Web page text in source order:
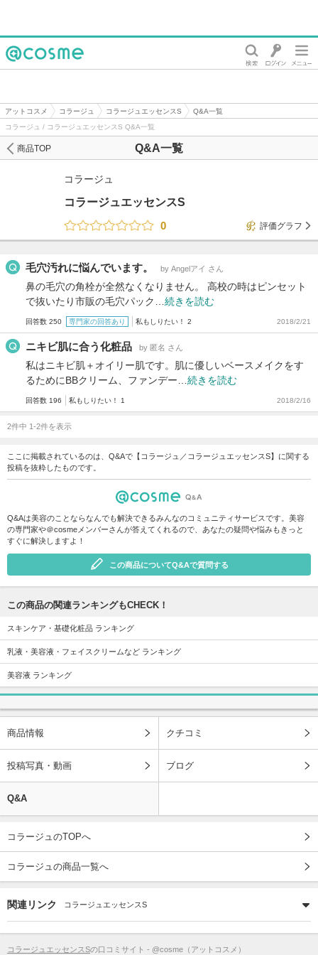
アットコスメ コラージュ コラージュエッセンスS
Q&A一覧
コラージュ / コラージュエッセンスS Q&A一覧
Q&A一覧
商品TOP
コラージュ
コラージュエッセンスS
0
評価グラフ
毛穴汚れに悩んでいます。 by Angelアイ さん
鼻の毛穴の角栓が全然なくなりません。 高校の時はピンセット
で抜いたり市販の毛穴パック… 続きを読む
回答数 250 専門家の回答あり 私もしりたい！ 2 2018/2/21
ニキビ肌に合う化粧品 by 匿名 さん
私はニキビ肌＋オイリー肌です。肌に優しいベースメイクをす
るためにBBクリーム、ファンデー… 続きを読む
回答数 196 私もしりたい！ 1 2018/2/16
2件中 1-2件を表示
ここに掲載されているのは、Q&Aで【コラージュ／コラージュエッセンスS】に関する
投稿を抜粋したものです。
Q&Aは美容のことならなんでも解決できるみんなのコミュニティサービスです。美容
の専門家や＠cosmeメンバーさんが答えてくれるので、あなたの疑問や悩みもきっと
すぐに解決しますよ！
この商品についてQ&Aで質問する
この商品の関連ランキングもCHECK！
スキンケア・基礎化粧品 ランキング
乳液・美容液・フェイスクリームなど ランキング
美容液 ランキング
商品情報 クチコミ
投稿写真・動画 ブログ
Q&A
コラージュのTOPへ
コラージュの商品一覧へ
関連リンク コラージュエッセンスS
コラージュエッセンスSの口コミサイト - @cosme（アットコスメ）